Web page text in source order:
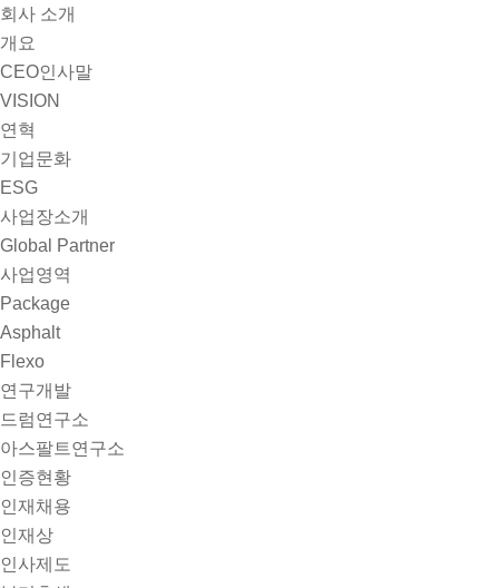
회사 소개
개요
CEO인사말
VISION
연혁
기업문화
ESG
사업장소개
Global Partner
사업영역
Package
Asphalt
Flexo
연구개발
드럼연구소
아스팔트연구소
인증현황
인재채용
인재상
인사제도